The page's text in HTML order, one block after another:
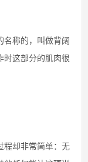
名称的，叫做背阔
时这部分的肌肉很
程却非常简单：无